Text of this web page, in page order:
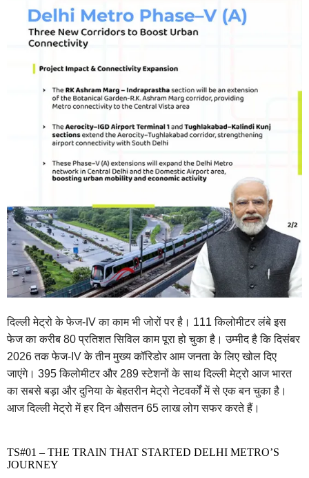
दिल्ली मेट्रो के फेज-IV का काम भी जोरों पर है। 111 किलोमीटर लंबे इस
फेज का करीब 80 प्रतिशत सिविल काम पूरा हो चुका है। उम्मीद है कि दिसंबर
2026 तक फेज-IV के तीन मुख्य कॉरिडोर आम जनता के लिए खोल दिए
जाएंगे। 395 किलोमीटर और 289 स्टेशनों के साथ दिल्ली मेट्रो आज भारत
का सबसे बड़ा और दुनिया के बेहतरीन मेट्रो नेटवर्कों में से एक बन चुका है।
आज दिल्ली मेट्रो में हर दिन औसतन 65 लाख लोग सफर करते हैं।
TS#01 – THE TRAIN THAT STARTED DELHI METRO’S
JOURNEY